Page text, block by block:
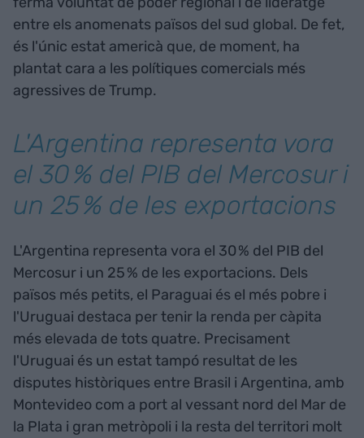
entre els anomenats països del sud global. De fet,
és l'únic estat americà que, de moment, ha
plantat cara a les polítiques comercials més
agressives de Trump.
L'Argentina representa vora
el 30 % del PIB del Mercosur i
un 25 % de les exportacions
L'Argentina representa vora el 30 % del PIB del
Mercosur i un 25 % de les exportacions. Dels
països més petits, el Paraguai és el més pobre i
l'Uruguai destaca per tenir la renda per càpita
més elevada de tots quatre. Precisament
l'Uruguai és un estat tampó resultat de les
disputes històriques entre Brasil i Argentina, amb
Montevideo com a port al vessant nord del Mar de
la Plata i gran metròpoli i la resta del territori molt